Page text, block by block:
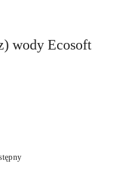
wody Ecosoft